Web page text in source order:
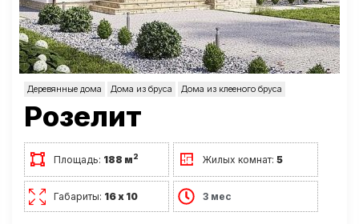
Деревянные дома Дома из бруса Дома из клееного бруса
Розелит
Площадь: 188 м2 Жилых комнат:5
Габариты: 16 х 10 3 мес